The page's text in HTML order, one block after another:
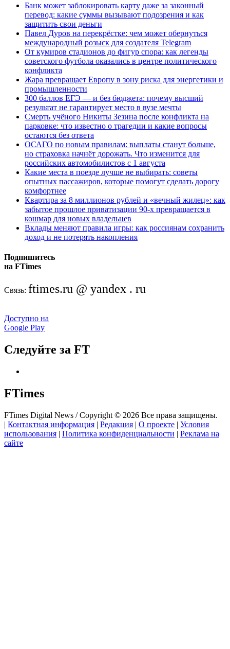
Банк может заблокировать карту даже за законный
перевод: какие суммы вызывают подозрения и как
защитить свои деньги
Павел Дуров на перекрёстке: чем может обернуться
международный розыск для создателя Telegram
От кумиров стадионов до фигур спора: как легенды
советского футбола оказались в центре политического
конфликта
Жара превращает Европу в зону риска для энергетики и
промышленности
300 баллов ЕГЭ — и без бюджета: почему высший
результат не гарантирует место в вузе мечты
Смерть учёного Никиты Зезина после конфликта на
парковке: что известно о трагедии и какие вопросы
остаются без ответа
ОСАГО по новым правилам: выплаты станут больше,
но страховка начнёт дорожать. Что изменится для
российских автомобилистов с 1 августа
Какие места в поезде лучше не выбирать: советы
опытных пассажиров, которые помогут сделать дорогу
комфортнее
Квартира за 8 миллионов рублей и «вечный жилец»: как
забытое прошлое приватизации 90-х превращается в
кошмар для новых владельцев
Вклады меняют правила игры: как россиянам сохранить
доход и не потерять накопления
Подпишитесь
на FTimes
Связь: ftimes.ru @ yandex . ru
Доступно на
Google Play
Следуйте за FT
FTimes
FTimes Digital News / Copyright © 2026 Все права защищены.
| Контактная информация | Редакция | О проекте | Условия
использования | Политика конфиденциальности | Реклама на
сайте